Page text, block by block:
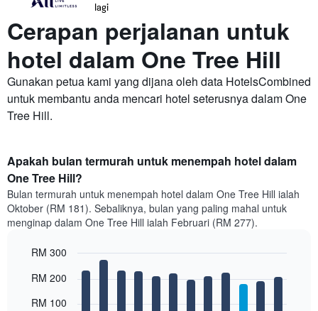
lagi
Cerapan perjalanan untuk
hotel dalam One Tree Hill
Gunakan petua kami yang dijana oleh data HotelsCombined
untuk membantu anda mencari hotel seterusnya dalam One
Tree Hill.
Apakah bulan termurah untuk menempah hotel dalam
One Tree Hill?
Bulan termurah untuk menempah hotel dalam One Tree Hill ialah
Oktober (RM 181). Sebaliknya, bulan yang paling mahal untuk
menginap dalam One Tree Hill ialah Februari (RM 277).
chart
12
graphic.
RM 100
RM 200
RM 300